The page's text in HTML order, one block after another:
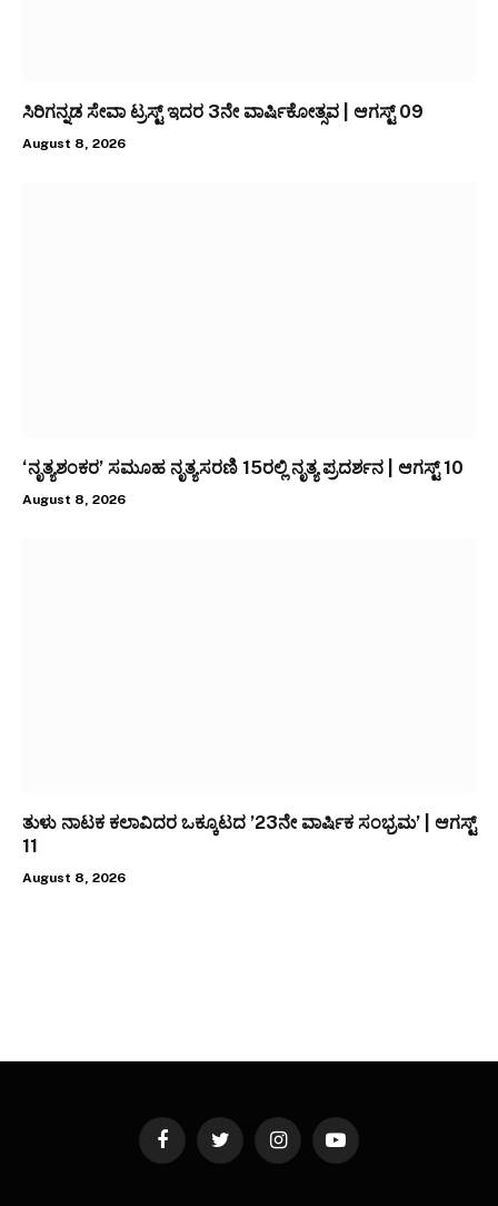
ಸಿರಿಗನ್ನಡ ಸೇವಾ ಟ್ರಸ್ಟ್ ಇದರ 3ನೇ ವಾರ್ಷಿಕೋತ್ಸವ | ಆಗಸ್ಟ್ 09
August 8, 2026
‘ನೃತ್ಯಶಂಕರ’ ಸಮೂಹ ನೃತ್ಯಸರಣಿ 15ರಲ್ಲಿ ನೃತ್ಯ ಪ್ರದರ್ಶನ | ಆಗಸ್ಟ್ 10
August 8, 2026
ತುಳು ನಾಟಕ ಕಲಾವಿದರ ಒಕ್ಕೂಟದ ’23ನೇ ವಾರ್ಷಿಕ ಸಂಭ್ರಮ’ | ಆಗಸ್ಟ್
11
August 8, 2026
FacebookTwitter InstagramYouTube